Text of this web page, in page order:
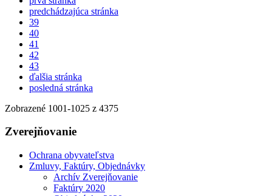
predchádzajúca stránka
39
40
41
42
43
ďalšia stránka
posledná stránka
Zobrazené 1001-1025 z 4375
Zverejňovanie
Ochrana obyvateľstva
Zmluvy, Faktúry, Objednávky
Archív Zverejňovanie
Faktúry 2020